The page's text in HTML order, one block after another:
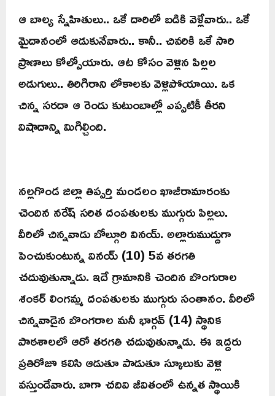
ఆ బాల్య స్నేహితులు.. ఒకే దారిలో బడికి వెళ్లేవారు.. ఒకే
మైదానంలో ఆడుకునేవారు.. కానీ.. చివరికి ఒకే సారి
ప్రాణాలు కోల్పోయారు. ఆట కోసం వెళ్లిన పిల్లల
అడుగులు.. తిరిగిరాని లోకాలకు వెళ్లిపోయాయి. ఒక
చిన్న సరదా ఆ రెండు కుటుంబాల్లో ఎప్పటికీ తీరని
విషాదాన్ని మిగిల్చింది.
నల్లగొండ జిల్లా తిప్పర్తి మండలం ఖాజీరామారంకు
చెందిన నరేష్ సరిత దంపతులకు ముగ్గురు పిల్లలు.
వీరిలో చిన్నవాడు బోల్గూరి వినయ్. అల్లారుముద్దుగా
పెంచుకుంటున్న వినయ్ (10) 5వ తరగతి
చదువుతున్నాడు. ఇదే గ్రామానికి చెందిన బొంగురాల
శంకర్ లింగమ్మ దంపతులకు ముగ్గురు సంతానం. వీరిలో
చిన్నవాడైన బొంగరాల మనీ భార్గవ్ (14) స్థానిక
పాఠశాలలో ఆరో తరగతి చదువుతున్నాడు. ఈ ఇద్దరు
ప్రతిరోజూ కలిసి ఆడుతూ పాడుతూ స్కూలుకు వెళ్లి
వస్తుండేవారు. బాగా చదివి జీవితంలో ఉన్నత స్థాయికి